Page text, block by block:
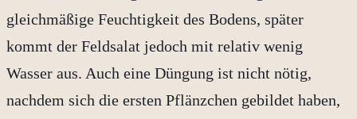
gleichmäßige Feuchtigkeit des Bodens, später
kommt der Feldsalat jedoch mit relativ wenig
Wasser aus. Auch eine Düngung ist nicht nötig,
nachdem sich die ersten Pflänzchen gebildet haben,